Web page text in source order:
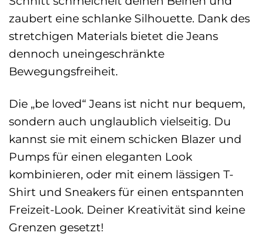
zaubert eine schlanke Silhouette. Dank des
stretchigen Materials bietet die Jeans
dennoch uneingeschränkte
Bewegungsfreiheit.
Die „be loved“ Jeans ist nicht nur bequem,
sondern auch unglaublich vielseitig. Du
kannst sie mit einem schicken Blazer und
Pumps für einen eleganten Look
kombinieren, oder mit einem lässigen T-
Shirt und Sneakers für einen entspannten
Freizeit-Look. Deiner Kreativität sind keine
Grenzen gesetzt!